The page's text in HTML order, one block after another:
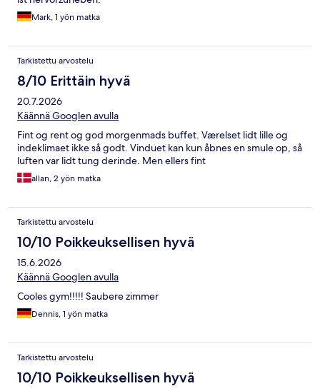
Mark, 1 yön matka
Tarkistettu arvostelu
8/10 Erittäin hyvä
20.7.2026
Käännä Googlen avulla
Fint og rent og god morgenmads buffet. Værelset lidt lille og
indeklimaet ikke så godt. Vinduet kan kun åbnes en smule op, så
luften var lidt tung derinde. Men ellers fint
allan, 2 yön matka
Tarkistettu arvostelu
10/10 Poikkeuksellisen hyvä
15.6.2026
Käännä Googlen avulla
Cooles gym!!!!! Saubere zimmer
Dennis, 1 yön matka
Tarkistettu arvostelu
10/10 Poikkeuksellisen hyvä